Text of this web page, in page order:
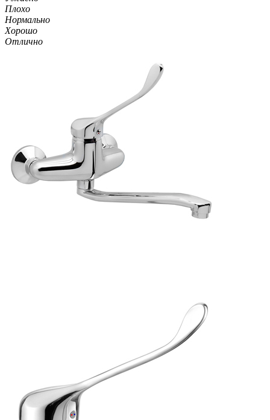
Плохо
Нормально
Хорошо
Отлично